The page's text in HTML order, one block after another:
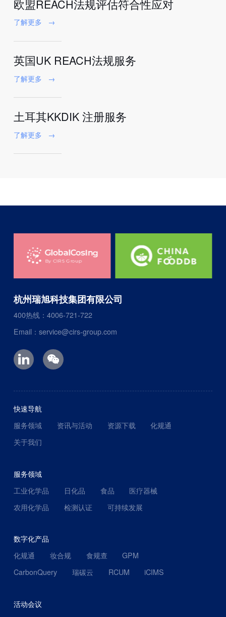
欧盟REACH法规评估符合性应对
了解更多 →
英国UK REACH法规服务
了解更多 →
土耳其KKDIK 注册服务
了解更多 →
杭州瑞旭科技集团有限公司
400热线：4006-721-722
Email：service@cirs-group.com
快速导航
服务领域
资讯与活动 资源下载
化规通
关于我们
服务领域
工业化学品
日化品 食品
医疗器械
农用化学品
检测认证 可持续发展
数字化产品
化规通
妆合规 食规查
GPM
CarbonQuery
瑞碳云 RCUM iCIMS
活动会议